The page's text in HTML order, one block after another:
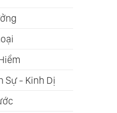
02:13:35
Sự - Kinh Dị